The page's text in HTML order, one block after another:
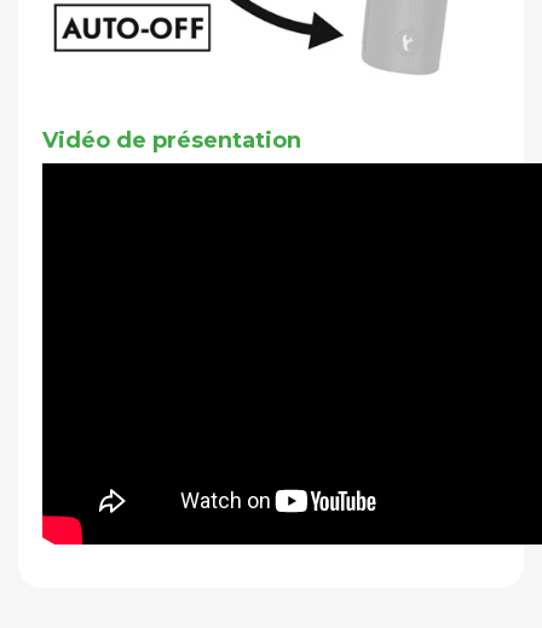
Vidéo de présentation